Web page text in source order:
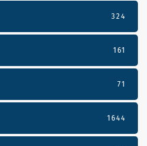
324
161
71
1644